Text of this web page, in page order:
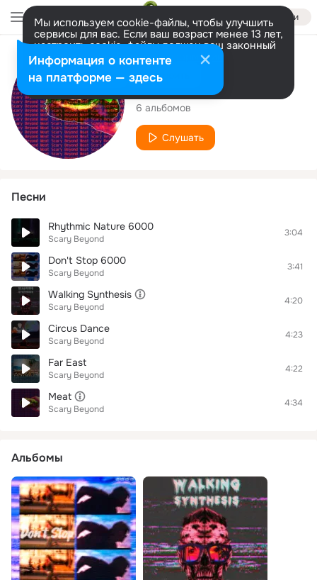
Войти
Мы используем cookie-файлы, чтобы улучшить
сервисы для вас. Если ваш возраст менее 13 лет,
настроить cookie-файлы должен ваш законный
представитель. Больше информации
Разрешить все Настроить
Исполнитель
Scary Beyond
6 альбомов
Слушать
Песни
Rhythmic Nature 6000
Scary Beyond
3:04
Don't Stop 6000
Scary Beyond
3:41
Walking Synthesis
Scary Beyond
4:20
Circus Dance
Scary Beyond
4:23
Far East
Scary Beyond
4:22
Meat
Scary Beyond
4:34
Альбомы
Информация о контенте
на платформе — здесь